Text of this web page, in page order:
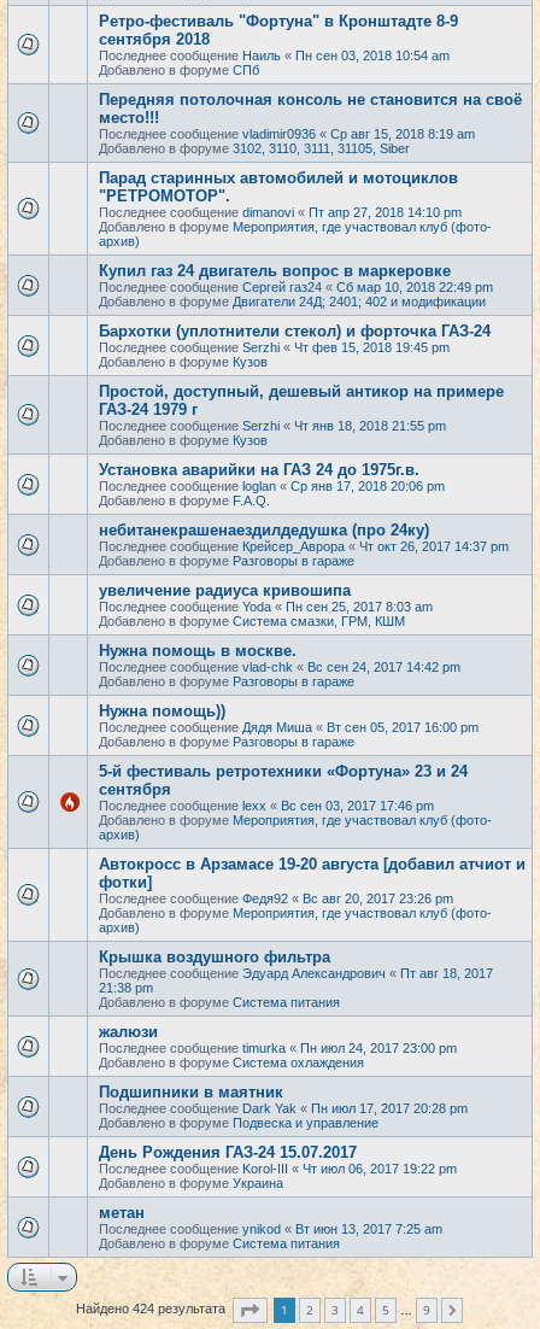
Ретро-фестиваль "Фортуна" в Кронштадте 8-9
сентября 2018
Последнее сообщение Наиль « Пн сен 03, 2018 10:54 am
Добавлено в форуме СПб
Передняя потолочная консоль не становится на своё
место!!!
Последнее сообщение vladimir0936 « Ср авг 15, 2018 8:19 am
Добавлено в форуме 3102, 3110, 3111, 31105, Siber
Парад старинных автомобилей и мотоциклов
"РЕТРОМОТОР".
Последнее сообщение dimanovi « Пт апр 27, 2018 14:10 pm
Добавлено в форуме Мероприятия, где участвовал клуб (фото-
архив)
Купил газ 24 двигатель вопрос в маркеровке
Последнее сообщение Сергей газ24 « Сб мар 10, 2018 22:49 pm
Добавлено в форуме Двигатели 24Д; 2401; 402 и модификации
Бархотки (уплотнители стекол) и форточка ГАЗ-24
Последнее сообщение Serzhi « Чт фев 15, 2018 19:45 pm
Добавлено в форуме Кузов
Простой, доступный, дешевый антикор на примере
ГАЗ-24 1979 г
Последнее сообщение Serzhi « Чт янв 18, 2018 21:55 pm
Добавлено в форуме Кузов
Установка аварийки на ГАЗ 24 до 1975г.в.
Последнее сообщение loglan « Ср янв 17, 2018 20:06 pm
Добавлено в форуме F.A.Q.
небитанекрашенаездилдедушка (про 24ку)
Последнее сообщение Крейсер_Аврора « Чт окт 26, 2017 14:37 pm
Добавлено в форуме Разговоры в гараже
увеличение радиуса кривошипа
Последнее сообщение Yoda « Пн сен 25, 2017 8:03 am
Добавлено в форуме Система смазки, ГРМ, КШМ
Нужна помощь в москве.
Последнее сообщение vlad-chk « Вс сен 24, 2017 14:42 pm
Добавлено в форуме Разговоры в гараже
Нужна помощь))
Последнее сообщение Дядя Миша « Вт сен 05, 2017 16:00 pm
Добавлено в форуме Разговоры в гараже
5-й фестиваль ретротехники «Фортуна» 23 и 24
сентября
Последнее сообщение lexx « Вс сен 03, 2017 17:46 pm
Добавлено в форуме Мероприятия, где участвовал клуб (фото-
архив)
Автокросс в Арзамасе 19-20 августа [добавил атчиот и
фотки]
Последнее сообщение Федя92 « Вс авг 20, 2017 23:26 pm
Добавлено в форуме Мероприятия, где участвовал клуб (фото-
архив)
Крышка воздушного фильтра
Последнее сообщение Эдуард Александрович « Пт авг 18, 2017
21:38 pm
Добавлено в форуме Система питания
жалюзи
Последнее сообщение timurka « Пн июл 24, 2017 23:00 pm
Добавлено в форуме Система охлаждения
Подшипники в маятник
Последнее сообщение Dark Yak « Пн июл 17, 2017 20:28 pm
Добавлено в форуме Подвеска и управление
День Рождения ГАЗ-24 15.07.2017
Последнее сообщение Korol-III « Чт июл 06, 2017 19:22 pm
Добавлено в форуме Украина
метан
Последнее сообщение ynikod « Вт июн 13, 2017 7:25 am
Добавлено в форуме Система питания
Найдено 424 результата Страница из
1 2 3 4 5 9